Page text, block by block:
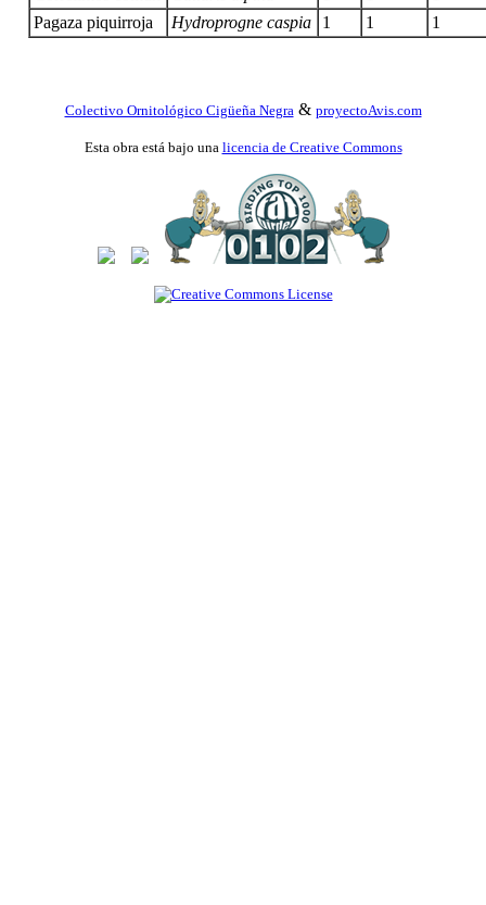
Pagaza piquirroja
Hydroprogne caspia 1 1 1
Colectivo Ornitológico Cigüeña Negra & proyectoAvis.com
Esta obra está bajo una licencia de Creative Commons